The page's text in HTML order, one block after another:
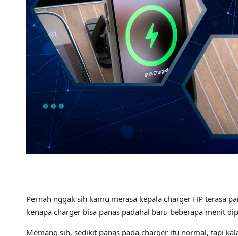
Pernah nggak sih kamu merasa kepala charger HP terasa
kenapa charger bisa panas padahal baru beberapa menit
Memang sih, sedikit panas pada charger itu normal, tapi